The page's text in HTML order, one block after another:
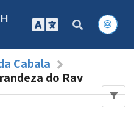
Cabala
do Rav